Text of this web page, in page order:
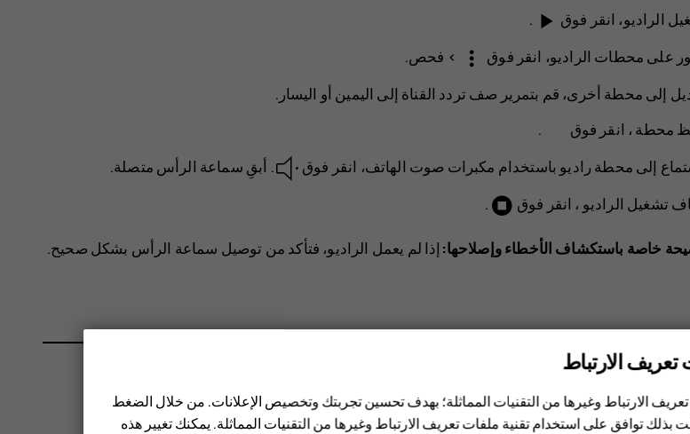
الراديو، انقر فوق play_arrow
.
على محطات الراديو، انقر فوق
more_vert
> فحص.
إلى محطة أخرى، قم بتمرير صف تردد القناة إلى اليمين أو اليسار.
محطة ، انقر فوق
.
إلى محطة راديو باستخدام مكبرات صوت الهاتف، انقر فوق
. أبقِ سماعة الرأس متصلة.
ﺗﺸﻐﻴﻞ ﺍﻟﺮﺍﺩﻳﻮ ، انقر فوق
.
خاصة باستكشاف الأخطاء وإصلاحها: إذا لم يعمل الراديو، فتأكد من توصيل سماعة الرأس بشكل صحيح.
هذه المعلومات مفيدة؟
الارتباط
الارتباط وغيرها من التقنيات المماثلة؛ بهدف تحسين تجربتك وتخصيص الإعلانات. من خلال الضغط
بذلك توافق على استخدام تقنية ملفات تعريف الارتباط وغيرها من التقنيات المماثلة. يمكنك تغيير هذه